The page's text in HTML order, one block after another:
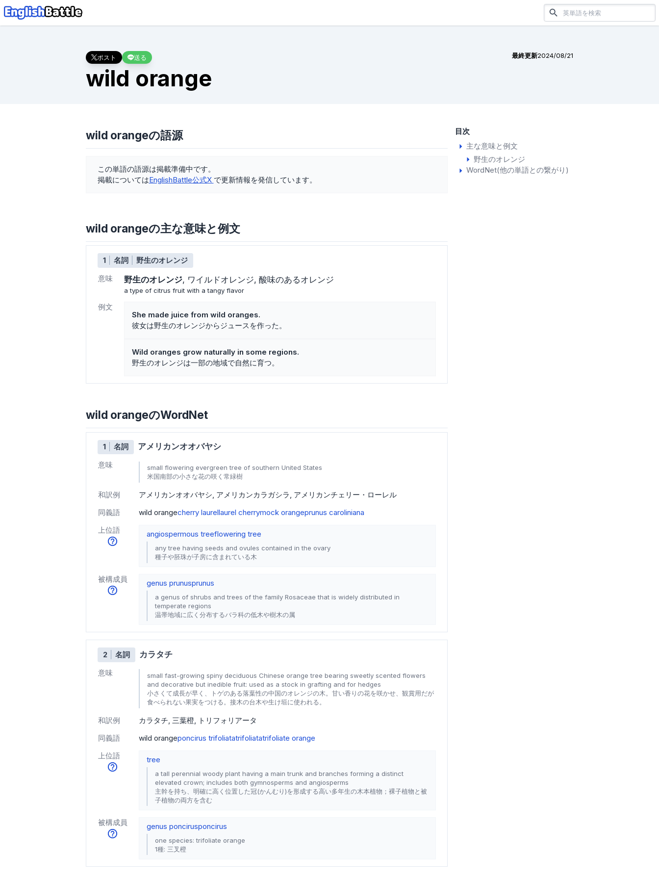
ポスト 送る 最終更新2024/08/21
wild orange
目次
主な意味と例文
野生のオレンジ
WordNet(他の単語との繋がり)
wild orangeの語源
この単語の語源は掲載準備中です。
掲載についてはEnglishBattle公式X で更新情報を発信しています。
wild orangeの主な意味と例文
1 名詞
野生のオレンジ
意味
野生のオレンジ ワイルドオレンジ 酸味のあるオレンジ
a type of citrus fruit with a tangy flavor
例文
She made juice from wild oranges.
彼女は野生のオレンジからジュースを作った。
Wild oranges grow naturally in some regions.
野生のオレンジは一部の地域で自然に育つ。
wild orangeのWordNet
1 名詞 アメリカンオオバヤシ
意味
small flowering evergreen tree of southern United States
米国南部の小さな花の咲く常緑樹
和訳例 アメリカンオオバヤシ アメリカンカラガシラ アメリカンチェリー・ローレル
同義語
wild orangecherry laurellaurel cherrymock orangeprunus caroliniana
上位語
angiospermous treeflowering tree
any tree having seeds and ovules contained in the ovary
種子や胚珠が子房に含まれている木
被構成員 genus prunusprunus
a genus of shrubs and trees of the family Rosaceae that is widely distributed in
temperate regions
温帯地域に広く分布するバラ科の低木や樹木の属
2 名詞 カラタチ
意味
small fast-growing spiny deciduous Chinese orange tree bearing sweetly scented flowers
and decorative but inedible fruit: used as a stock in grafting and for hedges
小さくて成長が早く、トゲのある落葉性の中国のオレンジの木。甘い香りの花を咲かせ、観賞用だが
食べられない果実をつける。接木の台木や生け垣に使われる。
和訳例 カラタチ 三葉橙
トリフォリアータ
同義語
wild orangeponcirus trifoliatatrifoliatatrifoliate orange
上位語
tree
a tall perennial woody plant having a main trunk and branches forming a distinct
elevated crown; includes both gymnosperms and angiosperms
主幹を持ち、明確に高く位置した冠(かんむり)を形成する高い多年生の木本植物；裸子植物と被
子植物の両方を含む
被構成員 genus poncirusponcirus
one species: trifoliate orange
1種: 三叉橙